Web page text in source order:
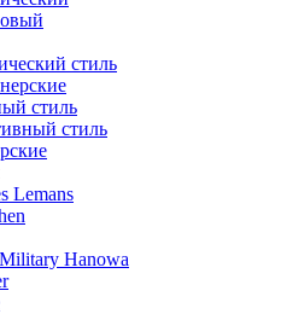
стиль
стиль
стиль
Lemans
Hanowa